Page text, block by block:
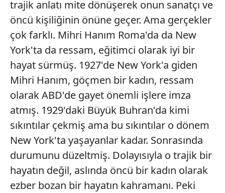
trajik anlatı mite dönüşerek onun sanatçı ve
öncü kişiliğinin önüne geçer. Ama gerçekler
çok farklı. Mihri Hanım Roma'da da New
York'ta da ressam, eğitimci olarak iyi bir
hayat sürmüş. 1927'de New York'a giden
Mihri Hanım, göçmen bir kadın, ressam
olarak ABD'de gayet önemli işlere imza
atmış. 1929'daki Büyük Buhran'da kimi
sıkıntılar çekmiş ama bu sıkıntılar o dönem
New York'ta yaşayanlar kadar. Sonrasında
durumunu düzeltmiş. Dolayısıyla o trajik bir
hayatın değil, aslında öncü bir kadın olarak
ezber bozan bir hayatın kahramanı. Peki